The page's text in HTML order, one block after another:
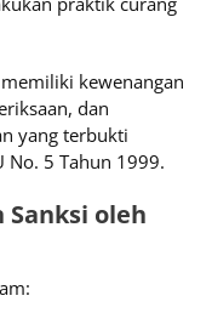
kewenangan
dan
yang terbukti
No. 5 Tahun 1999.
oleh